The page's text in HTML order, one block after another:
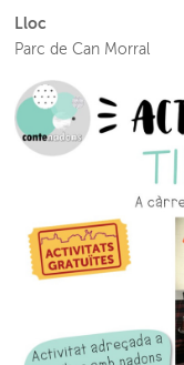
Lloc
Parc de Can Morral